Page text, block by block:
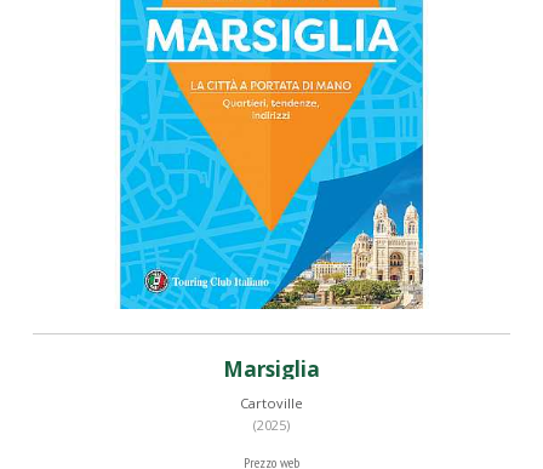
Marsiglia
Cartoville
(2025)
Prezzo web